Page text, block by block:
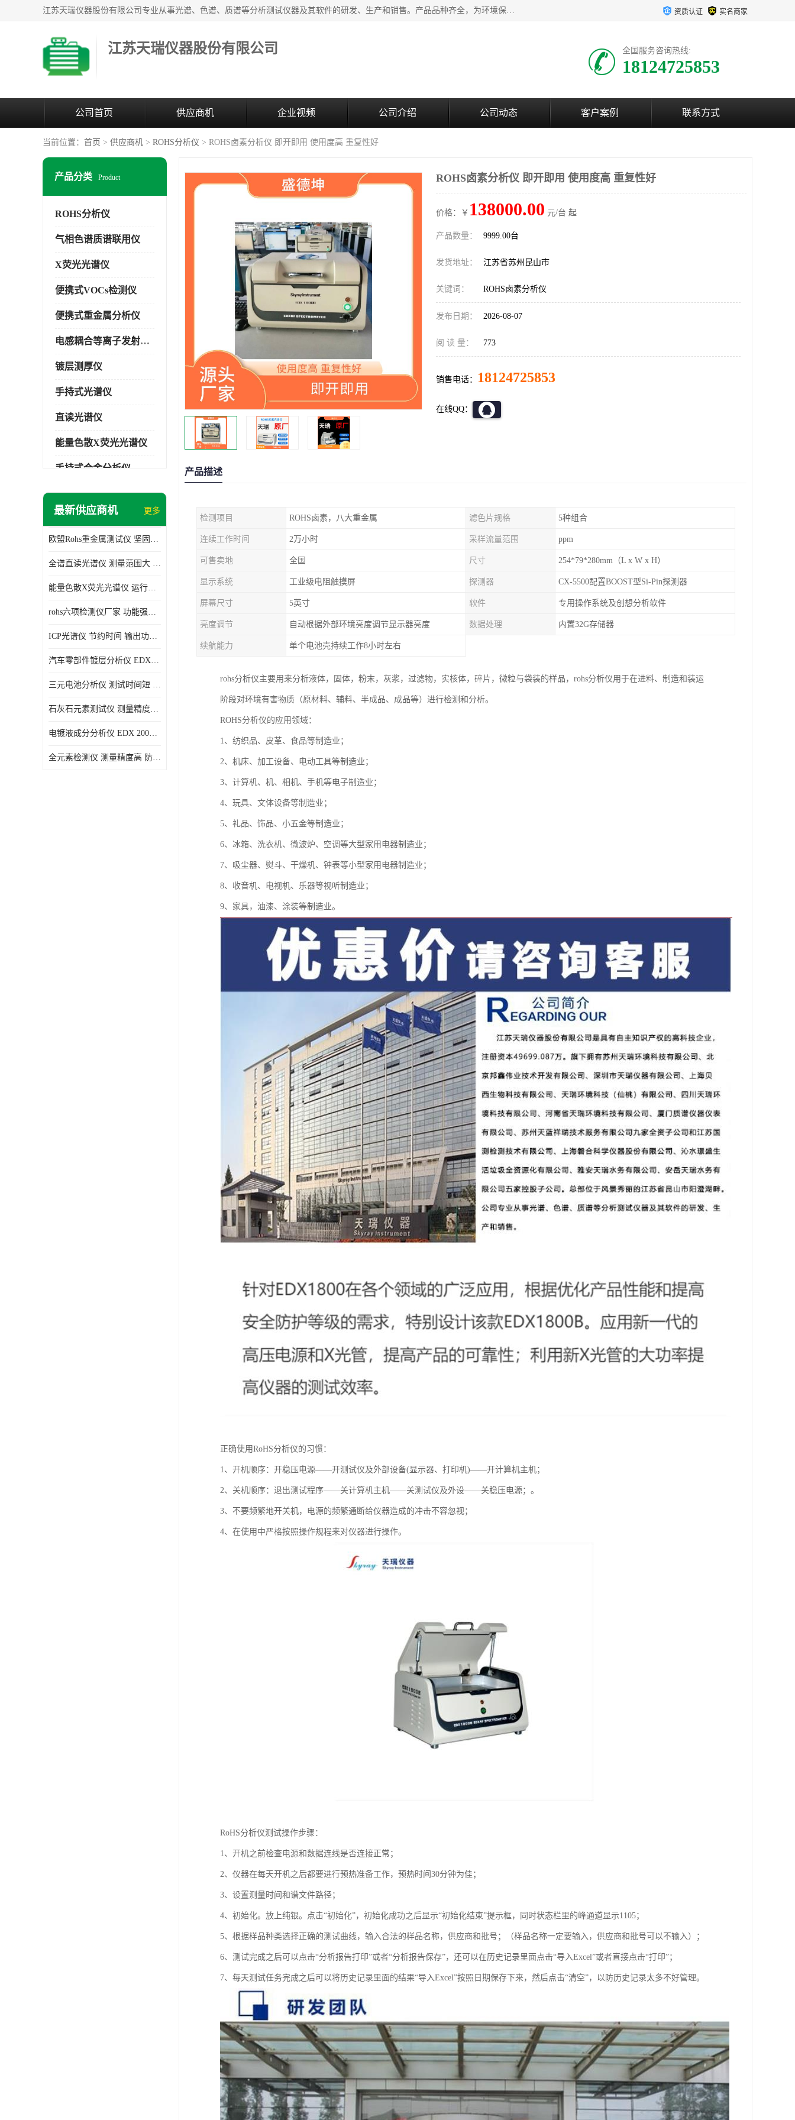
江苏天瑞仪器股份有限公司专业从事光谱、色谱、质谱等分析测试仪器及其软件的研发、生产和销售。产品品种齐全，为环境保护与安全、工业测试与分析及其它领域提供专业解决方案。 为客户提供更加先进的产品和更加满意的服务。 资质认证 实名商家
江苏天瑞仪器股份有限公司 全国服务咨询热线:
18124725853
公司首页 供应商机 企业视频 公司介绍 公司动态 客户案例 联系方式
当前位置： 首页 > 供应商机 > ROHS分析仪 > ROHS卤素分析仪 即开即用 使用度高 重复性好
产品分类 Product
ROHS分析仪
气相色谱质谱联用仪
X荧光光谱仪
便携式VOCs检测仪
便携式重金属分析仪
电感耦合等离子发射光谱仪
镀层测厚仪
手持式光谱仪
直读光谱仪
能量色散X荧光光谱仪
手持式合金分析仪
手持式矿石分析仪
光电直读光谱仪
便携式水质重金属检测仪
最新供应商机 更多
欧盟Rohs重金属测试仪 坚固耐用 测试结果清晰显示
全谱直读光谱仪 测量范围大 抗干扰性能好
能量色散X荧光光谱仪 运行稳定性高 方便样品的测量
rohs六项检测仪厂家 功能强大 可直接分析
ICP光谱仪 节约时间 输出功率稳定
汽车零部件镀层分析仪 EDX600PLUS 自动谱线识别
三元电池分析仪 测试时间短 体积小 方便便携
石灰石元素测试仪 测量精度高 测量方便 快捷
电镀液成分分析仪 EDX 2000A 测量 穿透力强
全元素检测仪 测量精度高 防尘 防水性能好
ROHS卤素分析仪 即开即用 使用度高 重复性好
价格：￥ 138000.00 元/台 起
产品数量： 9999.00台
发货地址： 江苏省苏州昆山市
关键词： ROHS卤素分析仪
发布日期： 2026-08-07
阅 读 量： 773
销售电话： 18124725853
在线QQ：
产品描述
检测项目 ROHS卤素，八大重金属 滤色片规格 5种组合
连续工作时间 2万小时 采样流量范围 ppm
可售卖地 全国 尺寸 254*79*280mm（L x W x H）
显示系统 工业级电阻触摸屏 探测器 CX-5500配置BOOST型Si-Pin探测器
屏幕尺寸 5英寸 软件 专用操作系统及创想分析软件
亮度调节 自动根据外部环境亮度调节显示器亮度 数据处理 内置32G存储器
续航能力 单个电池壳持续工作8小时左右
rohs分析仪主要用来分析液体，固体，粉末，灰浆，过滤物，实核体，碎片，微粒与袋装的样品，rohs分析仪用于在进料、制造和装运
阶段对环境有害物质（原材料、辅料、半成品、成品等）进行检测和分析。
ROHS分析仪的应用领域：
1、纺织品、皮革、食品等制造业；
2、机床、加工设备、电动工具等制造业；
3、计算机、机、相机、手机等电子制造业；
4、玩具、文体设备等制造业；
5、礼品、饰品、小五金等制造业；
6、冰箱、洗衣机、微波炉、空调等大型家用电器制造业；
7、吸尘器、熨斗、干燥机、钟表等小型家用电器制造业；
8、收音机、电视机、乐器等视听制造业；
9、家具，油漆、涂装等制造业。
正确使用RoHS分析仪的习惯：
1、开机顺序：开稳压电源——开测试仪及外部设备(显示器、打印机)——开计算机主机；
2、关机顺序：退出测试程序——关计算机主机——关测试仪及外设——关稳压电源；。
3、不要频繁地开关机，电源的频繁通断给仪器造成的冲击不容忽视；
4、在使用中严格按照操作规程来对仪器进行操作。
RoHS分析仪测试操作步骤：
1、开机之前检查电源和数据连线是否连接正常；
2、仪器在每天开机之后都要进行预热准备工作，预热时间30分钟为佳；
3、设置测量时间和谱文件路径；
4、初始化。放上纯银。点击“初始化”，初始化成功之后显示“初始化结束”提示框，同时状态栏里的峰通道显示1105；
5、根据样品种类选择正确的测试曲线，输入合法的样品名称，供应商和批号；（样品名称一定要输入，供应商和批号可以不输入）；
6、测试完成之后可以点击“分析报告打印”或者“分析报告保存”，还可以在历史记录里面点击“导入Excel”或者直接点击“打印”；
7、每天测试任务完成之后可以将历史记录里面的结果“导入Excel”按照日期保存下来，然后点击“清空”，以防历史记录太多不好管理。